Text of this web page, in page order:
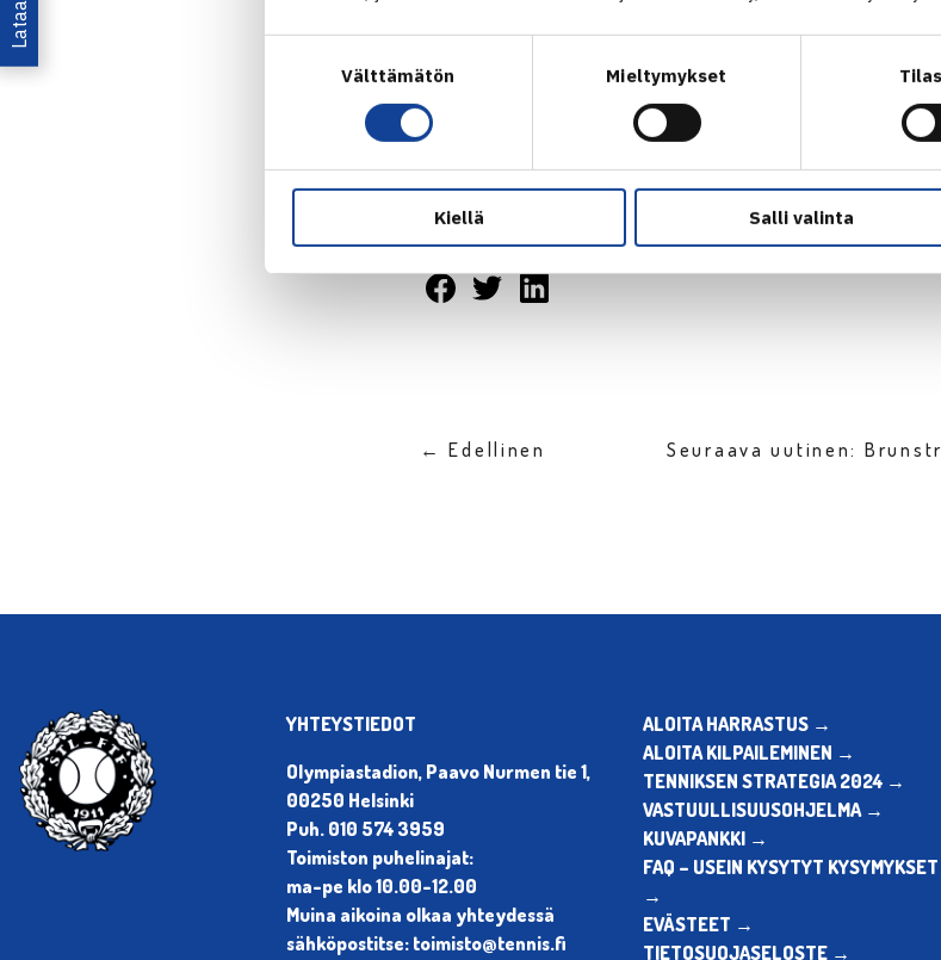
Välttämätön Mieltymykset
Kiellä Salli valinta
Tyttöjen nelinpeli:
1.kierrosta: Lisa Andersson/Alexandra Borgenhoff Ruotsi –
Isabel Fenger/Julie Noe Tanska – Teresa Cerny/Mia Nicole
Jaa:
← Edellinen Seuraava uutinen:
YHTEYSTIEDOT
Olympiastadion, Paavo Nurmen tie 1,
00250 Helsinki
Puh. 010 574 3959
Toimiston puhelinajat:
ma-pe klo 10.00-12.00
Muina aikoina olkaa yhteydessä
sähköpostitse: toimisto@tennis.fi
ALOITA HARRASTUS →
ALOITA KILPAILEMINEN →
TENNIKSEN STRATEGIA 2024 →
VASTUULLISUUSOHJELMA →
KUVAPANKKI →
FAQ – USEIN KYSYTYT KYSYMYKSET
→
EVÄSTEET →
TIETOSUOJASELOSTE →